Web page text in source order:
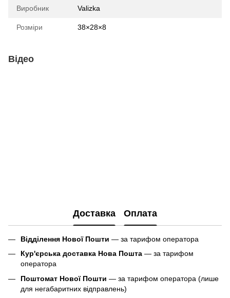
Виробник Valizka
Розміри 38×28×8
Відео
Доставка Оплата
Відділення Нової Пошти — за тарифом оператора
Кур'єрська доставка Нова Пошта — за тарифом
оператора
Поштомат Нової Пошти — за тарифом оператора (лише
для негабаритних відправлень)